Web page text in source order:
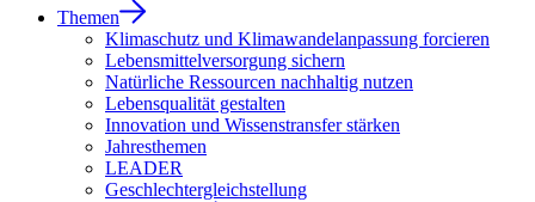
Themen
Klimaschutz und Klimawandelanpassung forcieren
Lebensmittelversorgung sichern
Natürliche Ressourcen nachhaltig nutzen
Lebensqualität gestalten
Innovation und Wissenstransfer stärken
Jahresthemen
LEADER
Geschlechtergleichstellung